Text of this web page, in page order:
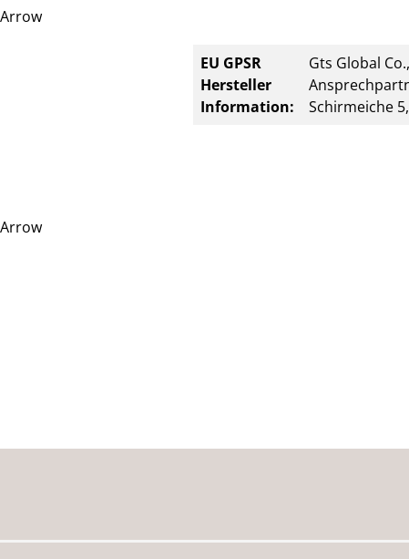
EU GPSR
Hersteller
Information:
Gts Global
Schirmeiche